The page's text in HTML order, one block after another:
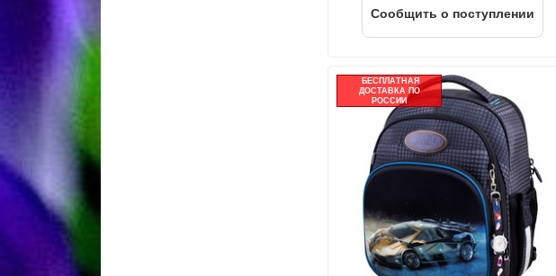
Cообщить о поступлении
БЕСПЛАТНАЯ
ДОСТАВКА ПО
РОССИИ